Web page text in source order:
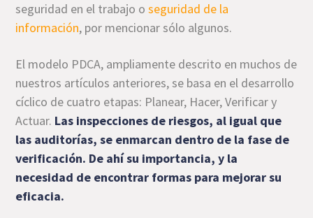
seguridad en el trabajo oseguridad de la
información, por mencionar sólo algunos.
El modelo PDCA, ampliamente descrito en muchos de
nuestros artículos anteriores, se basa en el desarrollo
cíclico de cuatro etapas: Planear, Hacer, Verificar y
Actuar. Las inspecciones de riesgos, al igual que
las auditorías, se enmarcan dentro de la fase de
verificación. De ahí su importancia, y la
necesidad de encontrar formas para mejorar su
eficacia.